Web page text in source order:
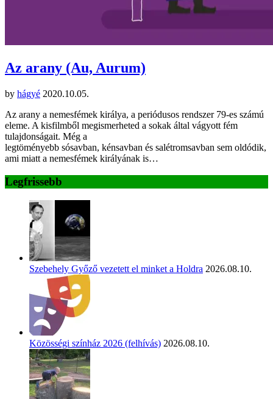
Az arany (Au, Aurum)
by hágyé 2020.10.05.
Az arany a nemesfémek királya, a periódusos rendszer 79-es számú
eleme. A kisfilmből megismerheted a sokak által vágyott fém
tulajdonságait. Még a
legtöményebb sósavban, kénsavban és salétromsavban sem oldódik,
ami miatt a nemesfémek királyának is…
Legfrissebb
Szebehely Győző vezetett el minket a Holdra 2026.08.10.
Közösségi színház 2026 (felhívás) 2026.08.10.